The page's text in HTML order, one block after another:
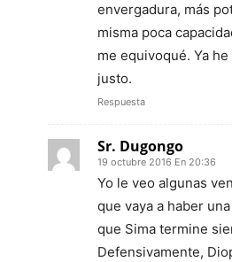
envergadura, más
misma poca
me equivoqué. Ya
justo.
Respuesta
Sr. Dugongo
19 octubre 2016 En 20:36
Yo le veo algunas
que vaya a haber
que Sima termine
Defensivamente,